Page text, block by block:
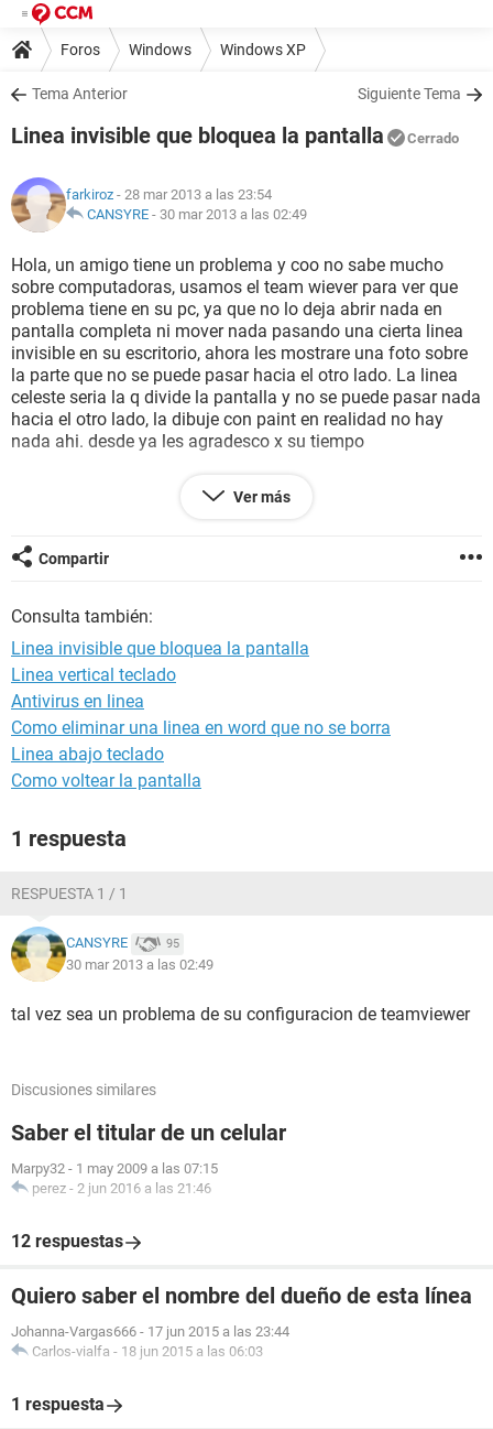
Foros Windows Windows XP
Tema Anterior Siguiente Tema
Linea invisible que bloquea la pantalla Cerrado
farkiroz - 28 mar 2013 a las 23:54
CANSYRE - 30 mar 2013 a las 02:49
Hola, un amigo tiene un problema y coo no sabe mucho
sobre computadoras, usamos el team wiever para ver que
problema tiene en su pc, ya que no lo deja abrir nada en
pantalla completa ni mover nada pasando una cierta linea
invisible en su escritorio, ahora les mostrare una foto sobre
la parte que no se puede pasar hacia el otro lado. La linea
celeste seria la q divide la pantalla y no se puede pasar nada
hacia el otro lado, la dibuje con paint en realidad no hay
nada ahi. desde ya les agradesco x su tiempo
[URL=http://www.subirimagenes.net/i/13032912041212371
9120412123710.png[/IMG][/URL]
Ver más
Compartir
Consulta también:
Linea invisible que bloquea la pantalla
Linea vertical teclado
Antivirus en linea
Como eliminar una linea en word que no se borra
Linea abajo teclado
Como voltear la pantalla
1 respuesta
RESPUESTA 1 / 1
CANSYRE 95
30 mar 2013 a las 02:49
tal vez sea un problema de su configuracion de teamviewer
Discusiones similares
Saber el titular de un celular
Marpy32 - 1 may 2009 a las 07:15
perez - 2 jun 2016 a las 21:46
12 respuestas
Quiero saber el nombre del dueño de esta línea
Johanna-Vargas666 - 17 jun 2015 a las 23:44
Carlos-vialfa - 18 jun 2015 a las 06:03
1 respuesta